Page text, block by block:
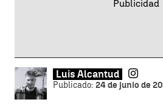
Luis Alcantud
Publicado: 24 de junio de